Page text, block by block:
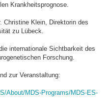
Krankheitsprognose.
Christine Klein, Direktorin des
zu Lübeck.
internationale Sichtbarkeit des
Forschung.
zur Veranstaltung:
About/MDS-Programs/MDS-ES-